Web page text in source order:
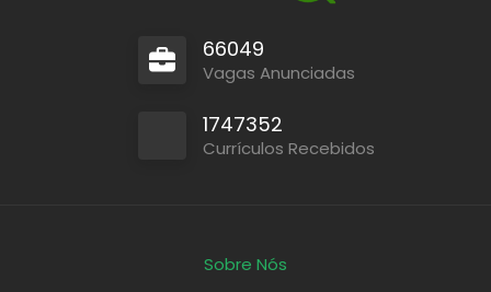
66049
Vagas Anunciadas
1747352
Currículos Recebidos
Sobre Nós